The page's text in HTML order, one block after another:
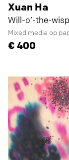
Xuan Ha
Will-o’-the-
Mixed media op
400